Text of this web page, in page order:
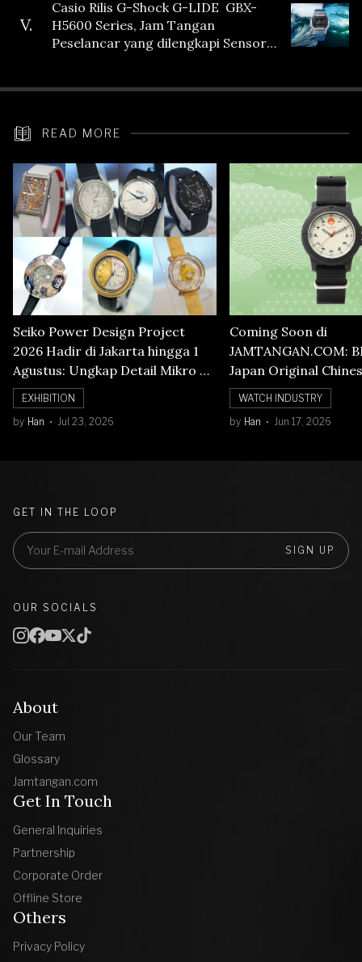
V.
Casio Rilis G-Shock G-LIDE GBX-
H5600 Series, Jam Tangan
Peselancar yang dilengkapi Sensor
READ MORE
Seiko Power Design Project
2026 Hadir di Jakarta hingga 1
Agustus: Ungkap Detail Mikro di
Balik Seni Watchmaking
EXHIBITION
by Han Jul 23, 2026
Coming Soon di
JAMTANGAN.COM:
Japan Original
Numerals Watch
WATCH INDUSTRY
by Han Jun 17, 2026
About
Our Team
Glossary
Jamtangan.com
Get In Touch
General Inquiries
Partnership
Corporate Order
Offline Store
Others
Privacy Policy
GET IN THE LOOP
SIGN UP
OUR SOCIALS